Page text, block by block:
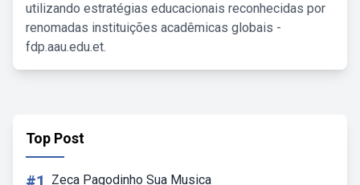
utilizando estratégias educacionais reconhecidas por
renomadas instituições acadêmicas globais -
fdp.aau.edu.et.
Top Post
Zeca Pagodinho Sua Musica